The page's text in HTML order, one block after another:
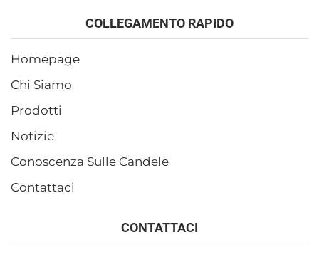
COLLEGAMENTO RAPIDO
Homepage
Chi Siamo
Prodotti
Notizie
Conoscenza Sulle Candele
Contattaci
CONTATTACI